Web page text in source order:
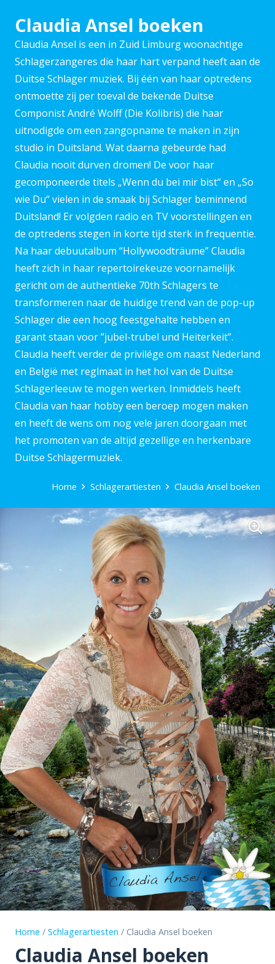
Claudia Ansel boeken
Claudia Ansel is een in Zuid Limburg woonachtige
Schlagerzangeres die haar hart verpand heeft aan de
Duitse Schlager muziek. Bij één van haar optredens
ontmoette zij per toeval de bekende Duitse
Componist André Wolff (Die Kolibris) die haar
uitnodigde om een zangopname te maken in zijn
studio in Duitsland. Wat daarna gebeurde had
Claudia nooit durven dromen! De voor haar
gecomponeerde titels „Wenn du bei mir bist“ en „So
wie Du“ vielen in de smaak bij Schlager beminnend
Duitsland! Er volgden radio en TV voorstellingen en
de optredens stegen in korte tijd sterk in frequentie.
Na haar debuutalbum “Hollywoodträume” Claudia
heeft zich in haar repertoirekeuze voornamelijk
gericht om de authentieke 70th Schlagers te
transformeren naar de huidige trend van de pop-up
Schlager die een hoog feestgehalte hebben en
garant staan voor ”jubel-trubel und Heiterkeit”.
Claudia heeft verder de privilége om naast Nederland
en België met reglmaat in het hol van de Duitse
Schlagerleeuw te mogen werken. Inmiddels heeft
Claudia van haar hobby een beroep mogen maken
en heeft de wens om nog vele jaren doorgaan met
het promoten van de altijd gezellige en herkenbare
Duitse Schlagermuziek.
Home Schlagerartiesten Claudia Ansel boeken
Home / Schlagerartiesten / Claudia Ansel boeken
Claudia Ansel boeken